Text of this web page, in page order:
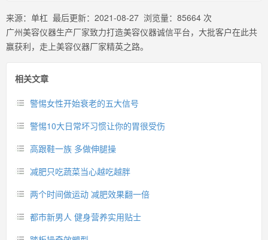
来源： 单杠 最后更新： 2021-08-27 浏览量： 85664 次
广州美容仪器生产厂家致力打造美容仪器诚信平台，大批客户在此共
赢获利，走上美容仪器厂家精英之路。
相关文章
警惕女性开始衰老的五大信号
警惕10大日常坏习惯让你的胃很受伤
高跟鞋一族 多做伸腿操
减肥只吃蔬菜当心越吃越胖
两个时间做运动 减肥效果翻一倍
都市新男人 健身营养实用贴士